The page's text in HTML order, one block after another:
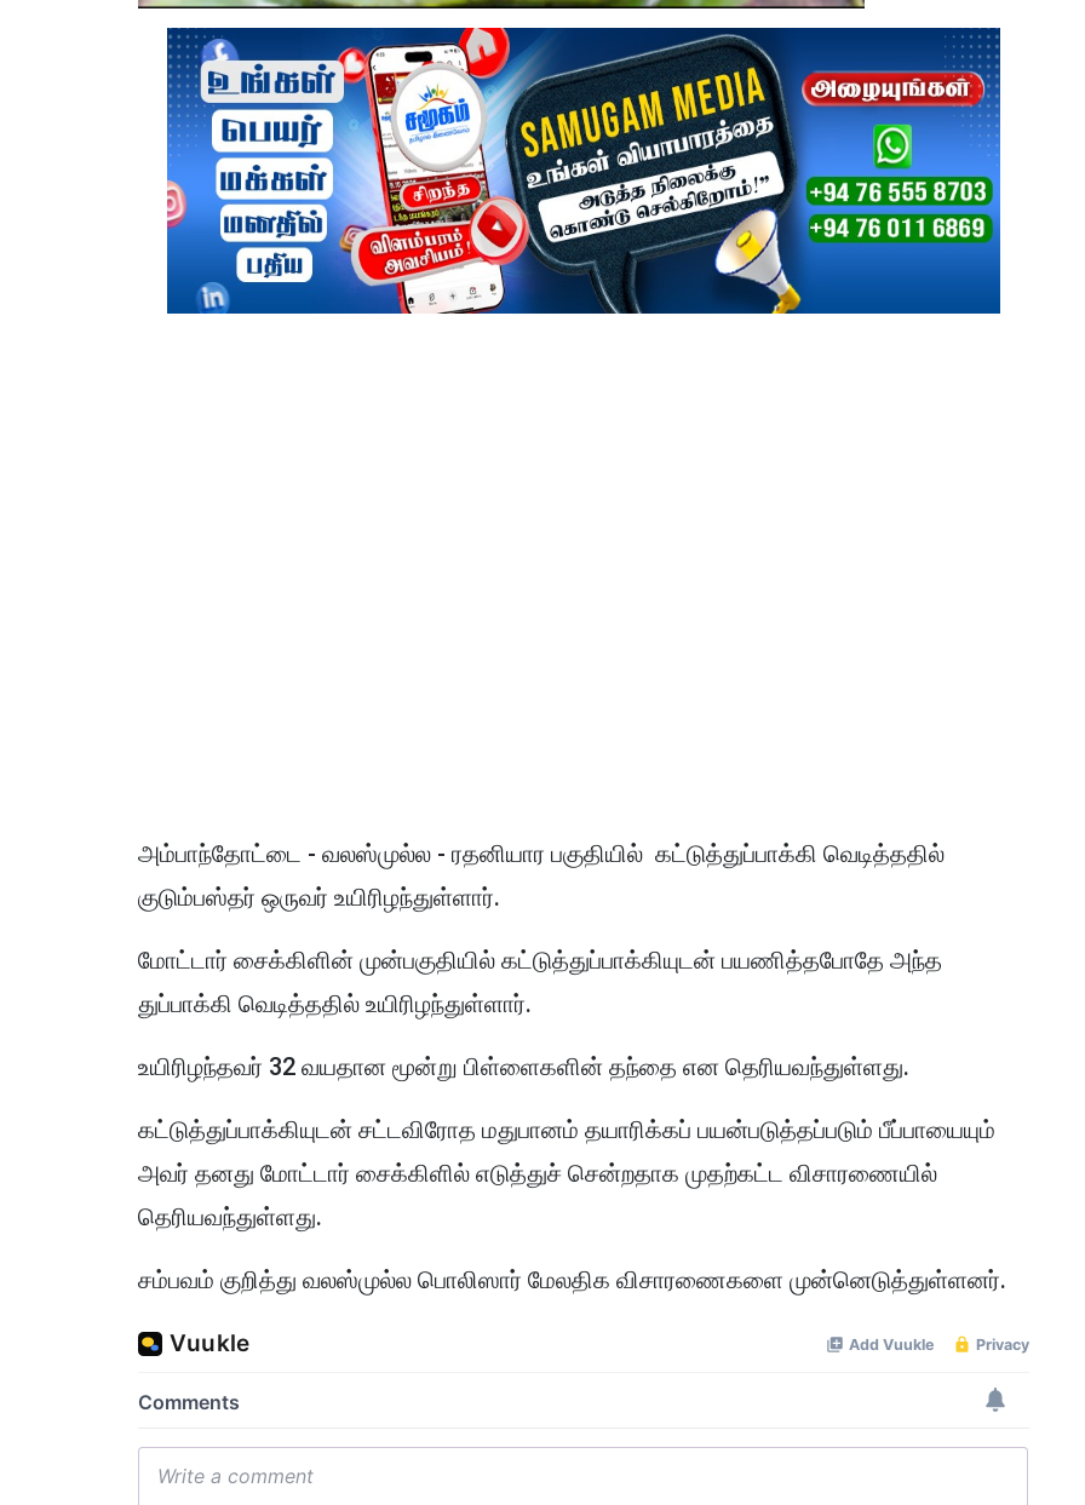
அம்பாந்தோட்டை - வலஸ்முல்ல - ரதனியார பகுதியில் கட்டுத்துப்பாக்கி வெடித்ததில்
குடும்பஸ்தர் ஒருவர் உயிரிழந்துள்ளார்.
மோட்டார் சைக்கிளின் முன்பகுதியில் கட்டுத்துப்பாக்கியுடன் பயணித்தபோதே அந்த
துப்பாக்கி வெடித்ததில் உயிரிழந்துள்ளார்.
உயிரிழந்தவர் 32 வயதான மூன்று பிள்ளைகளின் தந்தை என தெரியவந்துள்ளது.
கட்டுத்துப்பாக்கியுடன் சட்டவிரோத மதுபானம் தயாரிக்கப் பயன்படுத்தப்படும் பீப்பாயையும்
அவர் தனது மோட்டார் சைக்கிளில் எடுத்துச் சென்றதாக முதற்கட்ட விசாரணையில்
தெரியவந்துள்ளது.
சம்பவம் குறித்து வலஸ்முல்ல பொலிஸார் மேலதிக விசாரணைகளை முன்னெடுத்துள்ளனர்.